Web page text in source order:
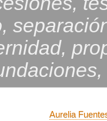
Aurelia